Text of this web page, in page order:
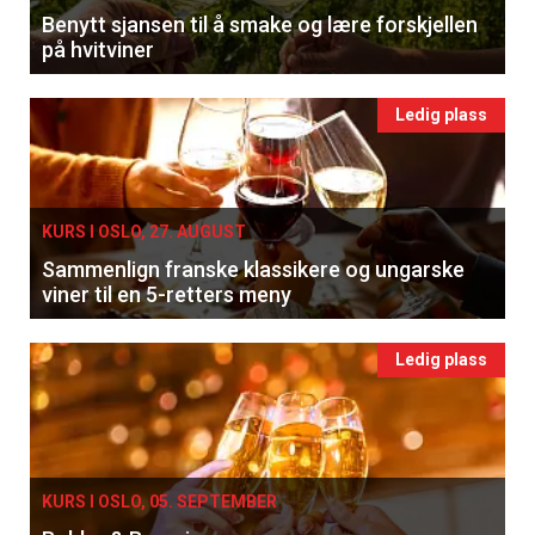
Benytt sjansen til å smake og lære forskjellen
på hvitviner
Ledig plass
KURS I OSLO, 27. AUGUST
Sammenlign franske klassikere og ungarske
viner til en 5-retters meny
Ledig plass
KURS I OSLO, 05. SEPTEMBER